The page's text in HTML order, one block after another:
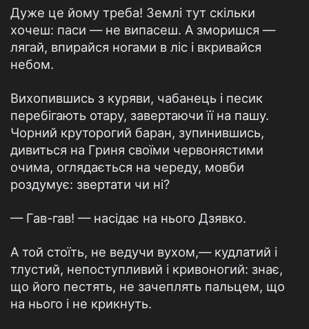
Дуже це йому треба! Землі тут скільки
хочеш: паси — не випасеш. А зморишся —
лягай, впирайся ногами в ліс і вкривайся
небом.
Вихопившись з куряви, чабанець і песик
перебігають отару, завертаючи її на пашу.
Чорний круторогий баран, зупинившись,
дивиться на Гриня своїми червонястими
очима, оглядається на череду, мовби
роздумує: звертати чи ні?
— Гав-гав! — насідає на нього Дзявко.
А той стоїть, не ведучи вухом,— кудлатий і
тлустий, непоступливий і кривоногий: знає,
що його пестять, не зачеплять пальцем, що
на нього і не крикнуть.